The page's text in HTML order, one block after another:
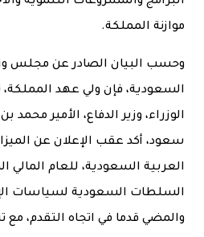
موازنة المملكة.
وحسب البيان الصادر عن مجلس
السعودية، فإن ولي عهد
الوزراء، وزير الدفاع، الأمير
سعود، أكد عقب الإعلان عن
العربية السعودية، للعام المالي
السلطات السعودية لسياسات
والمضي قدما في اتجاه التقدم، مع